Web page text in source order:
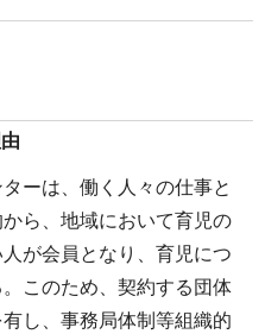
ーは、働く人々の仕事と
ら、地域において育児の
が会員となり、育児につ
このため、契約する団体
し、事務局体制等組織的